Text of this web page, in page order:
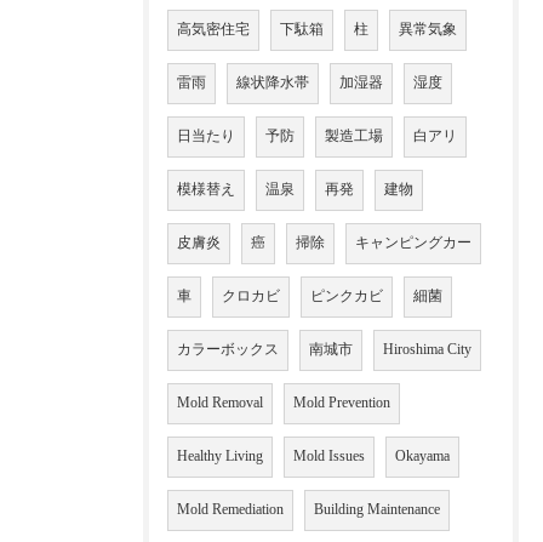
高気密住宅 下駄箱 柱 異常気象
雷雨 線状降水帯 加湿器 湿度
日当たり 予防 製造工場 白アリ
模様替え 温泉 再発 建物
皮膚炎 癌 掃除 キャンピングカー
車 クロカビ ピンクカビ 細菌
カラーボックス 南城市 Hiroshima City
Mold Removal Mold Prevention
Healthy Living Mold Issues Okayama
Mold Remediation Building Maintenance